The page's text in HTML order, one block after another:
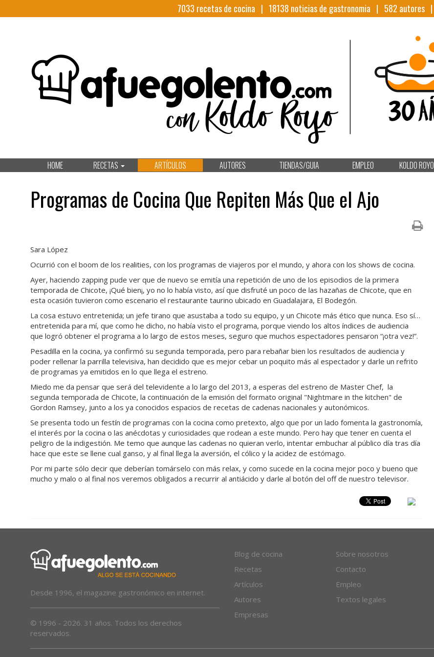
7033 recetas de cocina | 18138 noticias de gastronomia | 582 autores |
HOME RECETAS ARTÍCULOS AUTORES TIENDAS/GUIA EMPLEO KOLDO ROYO
Programas de Cocina Que Repiten Más Que el Ajo
Sara López
Ocurrió con el boom de los realities, con los programas de viajeros por el mundo, y ahora con los shows de cocina.
Ayer, haciendo zapping pude ver que de nuevo se emitía una repetición de uno de los episodios de la primera
temporada de Chicote, ¡Qué bien¡, yo no lo había visto, así que disfruté un poco de las hazañas de Chicote, que en
esta ocasión tuvieron como escenario el restaurante taurino ubicado en Guadalajara, El Bodegón.
La cosa estuvo entretenida; un jefe tirano que asustaba a todo su equipo, y un Chicote más ético que nunca. Eso sí…
entretenida para mí, que como he dicho, no había visto el programa, porque viendo los altos índices de audiencia
que logró obtener el programa a lo largo de estos meses, seguro que muchos espectadores pensaron “¡otra vez!”.
Pesadilla en la cocina, ya confirmó su segunda temporada, pero para rebañar bien los resultados de audiencia y
poder rellenar la parrilla televisiva, han decidido que es mejor cebar un poquito más al espectador y darle un refrito
de programas ya emitidos en lo que llega el estreno.
Miedo me da pensar que será del televidente a lo largo del 2013, a esperas del estreno de Master Chef, la
segunda temporada de Chicote, la continuación de la emisión del formato original "Nightmare in the kitchen" de
Gordon Ramsey, junto a los ya conocidos espacios de recetas de cadenas nacionales y autonómicos.
Se presenta todo un festín de programas con la cocina como pretexto, algo que por un lado fomenta la gastronomía,
el interés por la cocina o las anécdotas y curiosidades que rodean a este mundo. Pero hay que tener en cuenta el
peligro de la indigestión. Me temo que aunque las cadenas no quieran verlo, intentar embuchar al público día tras día
hace que este se llene cual ganso, y al final llega la aversión, el cólico y la acidez de estómago.
Por mi parte sólo decir que deberían tomárselo con más relax, y como sucede en la cocina mejor poco y bueno que
mucho y malo o al final nos veremos obligados a recurrir al antiácido y darle al botón del off de nuestro televisor.
Desde 1996, el magazine gastronómico en internet.
© 1996 - 2026. 31 años. Todos los derechos
reservados.
Blog de cocina
Recetas
Artículos
Autores
Empresas
Sobre nosotros
Contacto
Empleo
Textos legales